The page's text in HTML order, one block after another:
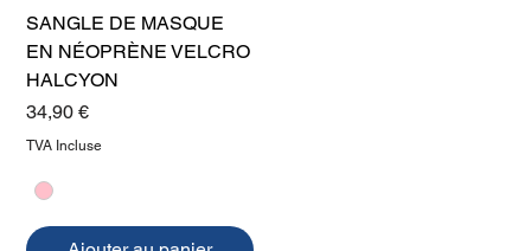
SANGLE DE MASQUE
EN NÉOPRÈNE VELCRO
HALCYON
Prix
34,90 €
TVA Incluse